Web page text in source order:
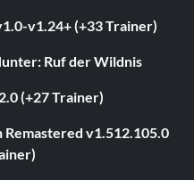
v1.24+ (+33 Trainer)
Ruf der Wildnis
(+27 Trainer)
v1.512.105.0